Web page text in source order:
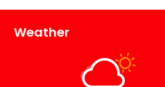
Weather